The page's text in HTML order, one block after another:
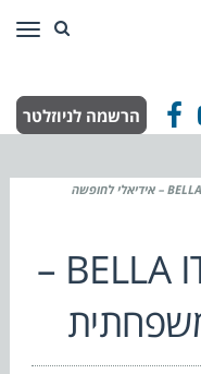
Facebookהרשמה לניוזלטר
כפר הנופש BELLA ITALIA – אידיאלי לחופשה
כפר הנופש BELLA ITALIA –